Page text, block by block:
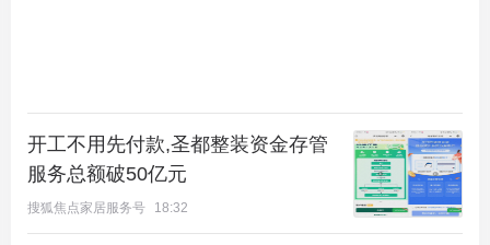
开工不用先付款,圣都整装资金存管
服务总额破50亿元
搜狐焦点家居服务号 18:32